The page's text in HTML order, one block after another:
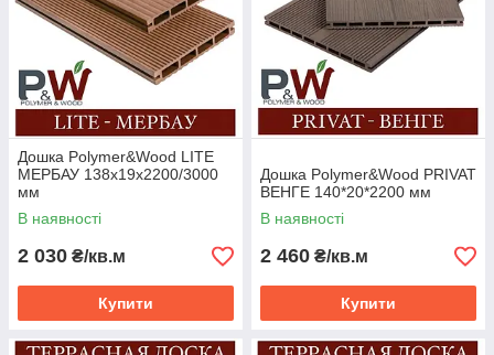
Дошка Polymer&Wood LITE
МЕРБАУ 138х19х2200/3000
мм
В наявності
2 030 ₴/кв.м
Купити
Дошка Polymer&Wood PRIVAT
ВЕНГЕ 140*20*2200 мм
В наявності
2 460 ₴/кв.м
Купити